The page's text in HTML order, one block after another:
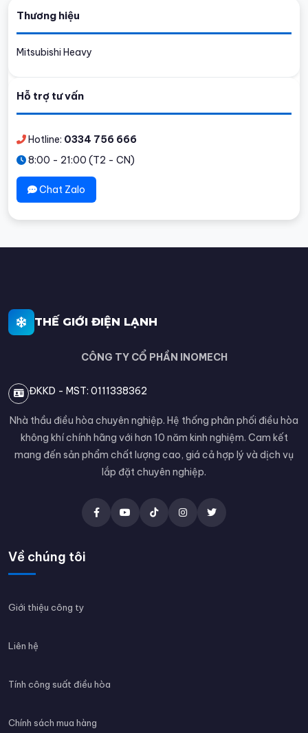
Thương hiệu
Mitsubishi Heavy
Hỗ trợ tư vấn
Hotline: 0334 756 666
8:00 - 21:00 (T2 - CN)
Chat Zalo
THẾ GIỚI ĐIỆN LẠNH
CÔNG TY CỔ PHẦN INOMECH
ĐKKD - MST: 0111338362
Nhà thầu điều hòa chuyên nghiệp. Hệ thống phân phối điều hòa
không khí chính hãng với hơn 10 năm kinh nghiệm. Cam kết
mang đến sản phẩm chất lượng cao, giá cả hợp lý và dịch vụ
lắp đặt chuyên nghiệp.
Về chúng tôi
Giới thiệu công ty
Liên hệ
Tính công suất điều hòa
Chính sách mua hàng